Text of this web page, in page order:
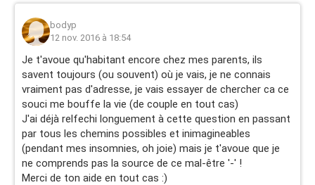
bodyp
12 nov. 2016 à 18:54
Je t'avoue qu'habitant encore chez mes parents, ils
savent toujours (ou souvent) où je vais, je ne connais
vraiment pas d'adresse, je vais essayer de chercher ca ce
souci me bouffe la vie (de couple en tout cas)
J'ai déjà relfechi longuement à cette question en passant
par tous les chemins possibles et inimagineables
(pendant mes insomnies, oh joie) mais je t'avoue que je
ne comprends pas la source de ce mal-être '-' !
Merci de ton aide en tout cas :)